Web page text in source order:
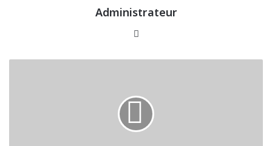
Administrateur